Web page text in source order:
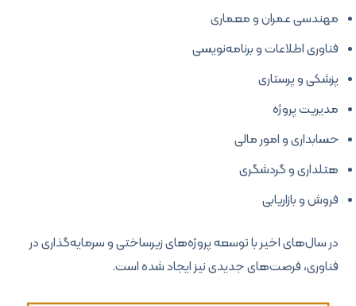
مهندسی عمران و معماری
فناوری اطلاعات و برنامه‌نویسی
پزشکی و پرستاری
مدیریت پروژه
حسابداری و امور مالی
هتلداری و گردشگری
فروش و بازاریابی
در سال‌های اخیر با توسعه پروژه‌های زیرساختی و سرمایه‌گذاری در
فناوری، فرصت‌های جدیدی نیز ایجاد شده است.